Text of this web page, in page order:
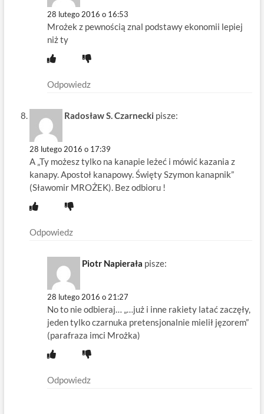
28 lutego 2016 o 16:53
Mrożek z pewnością znal podstawy ekonomii lepiej
niż ty
Odpowiedz
Radosław S. Czarnecki pisze:
28 lutego 2016 o 17:39
A „Ty możesz tylko na kanapie leżeć i mówić kazania z
kanapy. Apostoł kanapowy. Święty Szymon kanapnik”
(Sławomir MROŻEK). Bez odbioru !
Odpowiedz
Piotr Napierała pisze:
28 lutego 2016 o 21:27
No to nie odbieraj… „…już i inne rakiety latać zaczęły,
jeden tylko czarnuka pretensjonalnie mielił jęzorem”
(parafraza imci Mrożka)
Odpowiedz